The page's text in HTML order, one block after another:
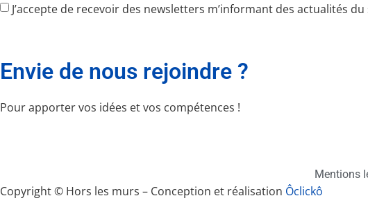
J’accepte de recevoir des newsletters m’informant des actualités
Envie de nous rejoindre ?
Pour apporter vos idées et vos compétences !
Mentions
Copyright © Hors les murs – Conception et réalisation Ôclickô